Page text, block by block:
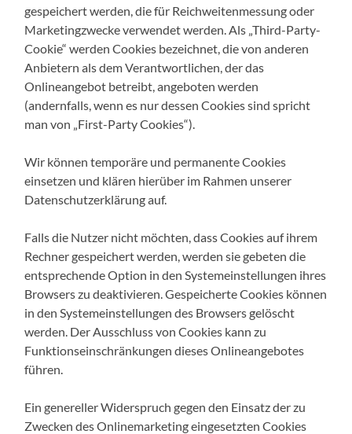
gespeichert werden, die für Reichweitenmessung oder
Marketingzwecke verwendet werden. Als „Third-Party-
Cookie“ werden Cookies bezeichnet, die von anderen
Anbietern als dem Verantwortlichen, der das
Onlineangebot betreibt, angeboten werden
(andernfalls, wenn es nur dessen Cookies sind spricht
man von „First-Party Cookies“).
Wir können temporäre und permanente Cookies
einsetzen und klären hierüber im Rahmen unserer
Datenschutzerklärung auf.
Falls die Nutzer nicht möchten, dass Cookies auf ihrem
Rechner gespeichert werden, werden sie gebeten die
entsprechende Option in den Systemeinstellungen ihres
Browsers zu deaktivieren. Gespeicherte Cookies können
in den Systemeinstellungen des Browsers gelöscht
werden. Der Ausschluss von Cookies kann zu
Funktionseinschränkungen dieses Onlineangebotes
führen.
Ein genereller Widerspruch gegen den Einsatz der zu
Zwecken des Onlinemarketing eingesetzten Cookies